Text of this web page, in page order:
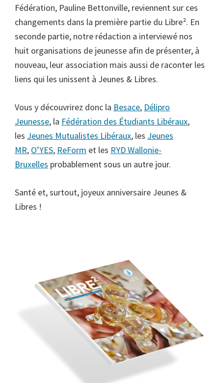
Fédération, Pauline Bettonville, reviennent sur ces
changements dans la première partie du Libre². En
seconde partie, notre rédaction a interviewé nos
huit organisations de jeunesse afin de présenter, à
nouveau, leur association mais aussi de raconter les
liens qui les unissent à Jeunes & Libres.
Vous y découvrirez donc la Besace, Délipro
Jeunesse, la Fédération des Étudiants Libéraux,
les Jeunes Mutualistes Libéraux, les Jeunes
MR, O’YES, ReForm et les RYD Wallonie-
Bruxelles probablement sous un autre jour.
Santé et, surtout, joyeux anniversaire Jeunes &
Libres !